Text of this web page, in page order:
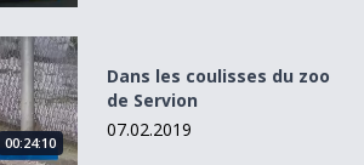
zoo de Servion
00:24:10
Dans les coulisses du zoo
de Servion
07.02.2019